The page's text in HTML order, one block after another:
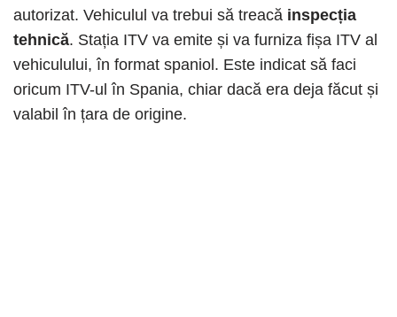
autorizat. Vehiculul va trebui să treacă inspecția
tehnică. Stația ITV va emite și va furniza fișa ITV al
vehiculului, în format spaniol. Este indicat să faci
oricum ITV-ul în Spania, chiar dacă era deja făcut și
valabil în țara de origine.